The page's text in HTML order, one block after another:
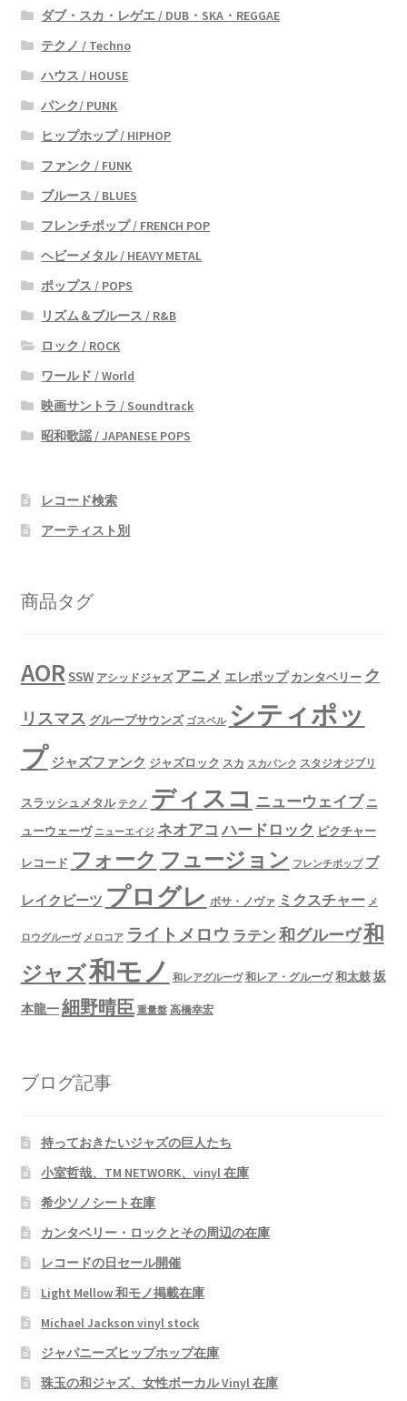
ダブ・スカ・レゲエ / DUB・SKA・REGGAE
テクノ / Techno
ハウス / HOUSE
パンク/ PUNK
ヒップホップ / HIPHOP
ファンク / FUNK
ブルース / BLUES
フレンチポップ / FRENCH POP
ヘビーメタル / HEAVY METAL
ポップス / POPS
リズム＆ブルース / R&B
ロック / ROCK
ワールド / World
映画サントラ / Soundtrack
昭和歌謡 / JAPANESE POPS
レコード検索
アーティスト別
商品タグ
AORSSW アシッドジャズ アニメ エレポップ カンタベリー ク
リスマス グループサウンズ ゴスペル シティポッ
プ ジャズファンク ジャズロック スカ スカパンク スタジオジブリ
スラッシュメタル テクノ ディスコ ニューウェイブ ニ
ューウェーヴ ニューエイジ ネオアコ ハードロック ピクチャー
レコード フォーク フュージョン フレンチポップ ブ
レイクビーツ プログレ ボサ・ノヴァ ミクスチャー メ
ロウグルーヴ メロコア ライトメロウ ラテン 和グルーヴ和
ジャズ和モノ 和レアグルーヴ 和レア・グルーヴ 和太鼓坂
本龍一細野晴臣 重量盤 高橋幸宏
ブログ記事
持っておきたいジャズの巨人たち
小室哲哉、TM NETWORK、vinyl 在庫
希少ソノシート在庫
カンタベリー・ロックとその周辺の在庫
レコードの日セール開催
Light Mellow 和モノ掲載在庫
Michael Jackson vinyl stock
ジャパニーズヒップホップ在庫
珠玉の和ジャズ、女性ボーカル Vinyl 在庫